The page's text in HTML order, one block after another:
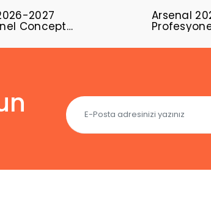
2027
Concept
Arsenal